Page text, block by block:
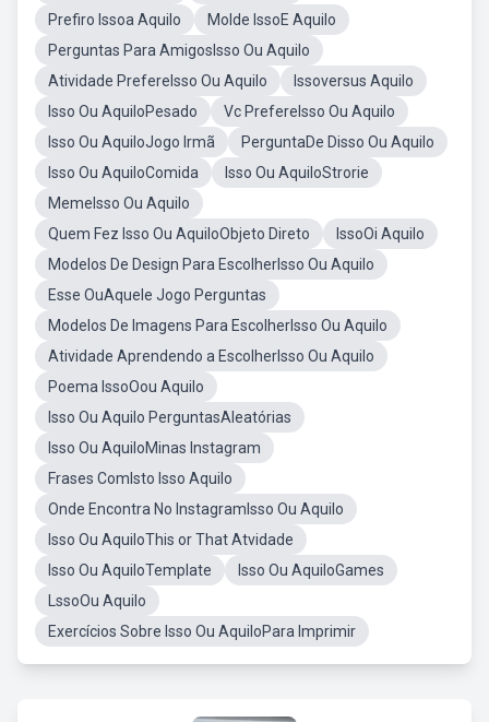
Prefiro Issoa Aquilo
Molde IssoE Aquilo
Perguntas Para AmigosIsso Ou Aquilo
Atividade PrefereIsso Ou Aquilo
Issoversus Aquilo
Isso Ou AquiloPesado
Vc PrefereIsso Ou Aquilo
Isso Ou AquiloJogo Irmã
PerguntaDe Disso Ou Aquilo
Isso Ou AquiloComida
Isso Ou AquiloStrorie
MemeIsso Ou Aquilo
Quem Fez Isso Ou AquiloObjeto Direto
IssoOi Aquilo
Modelos De Design Para EscolherIsso Ou Aquilo
Esse OuAquele Jogo Perguntas
Modelos De Imagens Para EscolherIsso Ou Aquilo
Atividade Aprendendo a EscolherIsso Ou Aquilo
Poema IssoOou Aquilo
Isso Ou Aquilo PerguntasAleatórias
Isso Ou AquiloMinas Instagram
Frases ComIsto Isso Aquilo
Onde Encontra No InstagramIsso Ou Aquilo
Isso Ou AquiloThis or That Atvidade
Isso Ou AquiloTemplate
Isso Ou AquiloGames
LssoOu Aquilo
Exercícios Sobre Isso Ou AquiloPara Imprimir